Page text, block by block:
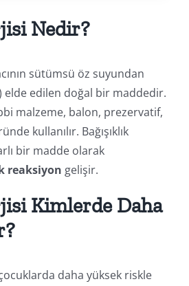
Nedir?
sütümsü öz suyundan
elde edilen doğal bir maddedir.
malzeme, balon, prezervatif,
kullanılır. Bağışıklık
bir madde olarak
reaksiyon gelişir.
Kimlerde Daha
daha yüksek riskle